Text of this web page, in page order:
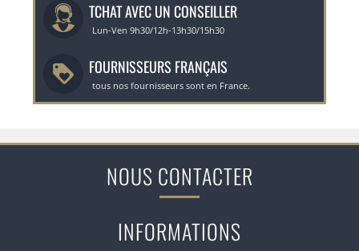
TCHAT AVEC UN CONSEILLER
Lun-Ven 9h30/12h-13h30/15h30
FOURNISSEURS FRANÇAIS
tous nos fournisseurs sont en France.
NOUS CONTACTER
INFORMATIONS